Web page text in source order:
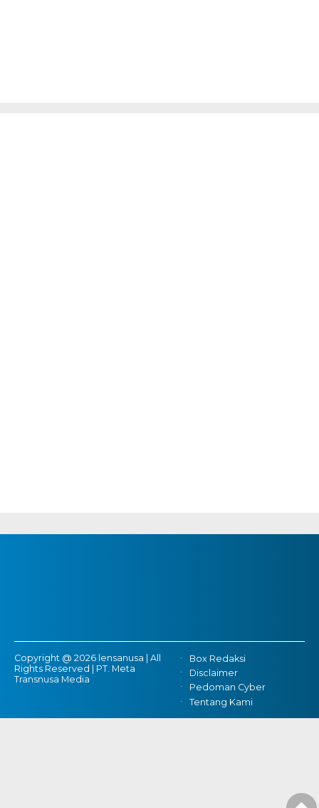
Copyright @ 2026 lensanusa | All
Rights Reserved | PT. Meta
Transnusa Media
Box Redaksi
Disclaimer
Pedoman Cyber
Tentang Kami